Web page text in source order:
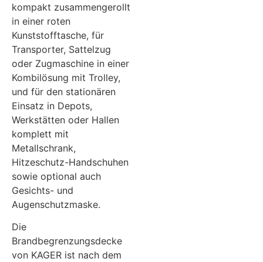
kompakt zusammengerollt
in einer roten
Kunststofftasche, für
Transporter, Sattelzug
oder Zugmaschine in einer
Kombilösung mit Trolley,
und für den stationären
Einsatz in Depots,
Werkstätten oder Hallen
komplett mit
Metallschrank,
Hitzeschutz-Handschuhen
sowie optional auch
Gesichts- und
Augenschutzmaske.
Die
Brandbegrenzungsdecke
von KAGER ist nach dem